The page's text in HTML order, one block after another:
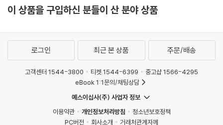
가 어려우므로 신중한 구매를 부탁드립니다.
이 상품을 구입하신 분들이 산 분야 상품
로그인 최근 본 상품 주문/배송
고객센터 1544-3800 티켓 1544-6399
중고샵 1566-4295
eBook 1:1문의/채팅상담
예스이십사(주) 사업자 정보
이용약관
개인정보처리방침
청소년보호정책
PC버전
회사소개 거래처관계자께